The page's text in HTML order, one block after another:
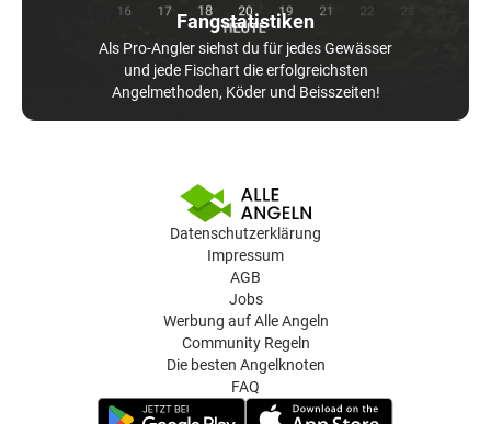
Fangstatistiken
Als Pro-Angler siehst du für jedes Gewässer
und jede Fischart die erfolgreichsten
Angelmethoden, Köder und Beisszeiten!
Datenschutzerklärung
Impressum
AGB
Jobs
Werbung auf Alle Angeln
Community Regeln
Die besten Angelknoten
FAQ